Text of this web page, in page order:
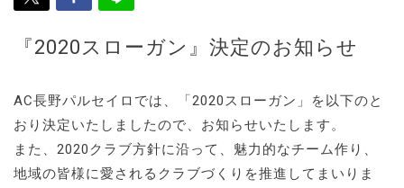
『2020スローガン』決定のお知らせ
AC長野パルセイロでは、「2020スローガン」を以下のと
おり決定いたしましたので、お知らせいたします。
また、2020クラブ方針に沿って、魅力的なチーム作り、
地域の皆様に愛されるクラブづくりを推進してまいりま